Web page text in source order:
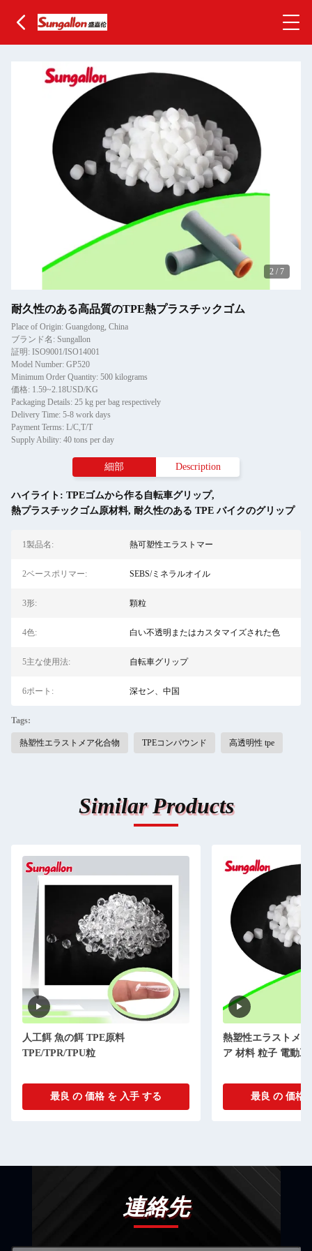
2 / 7
耐久性のある高品質のTPE熱プラスチックゴム
Place of Origin: Guangdong, China
ブランド名: Sungallon
証明: ISO9001/ISO14001
Model Number: GP520
Minimum Order Quantity: 500 kilograms
価格: 1.59~2.18USD/KG
Packaging Details: 25 kg per bag respectively
Delivery Time: 5-8 work days
Payment Terms: L/C,T/T
Supply Ability: 40 tons per day
細部 Description
ハイライト: TPEゴムから作る自転車グリップ,
熱プラスチックゴム原材料, 耐久性のある TPE バイクのグリップ
1製品名: 熱可塑性エラストマー
2ベースポリマー: SEBS/ミネラルオイル
3形: 顆粒
4色: 白い不透明またはカスタマイズされた色
5主な使用法: 自転車グリップ
6ポート: 深セン、中国
Tags:
熱塑性エラストメア化合物 TPEコンパウンド 高透明性 tpe
Similar Products
人工餌 魚の餌 TPE原料
TPE/TPR/TPU粒
最良 の 価格 を 入手 する
熱塑性エラストメ
ア 材料 粒子 電動
最良 の 価格
連絡先